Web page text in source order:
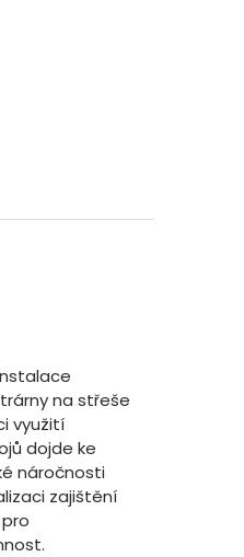
na střeše
využití
dojde ke
náročnosti
zajištění